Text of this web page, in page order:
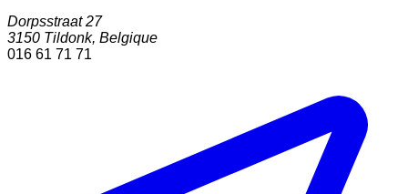
Dorpsstraat 27
3150 Tildonk, Belgique
016 61 71 71